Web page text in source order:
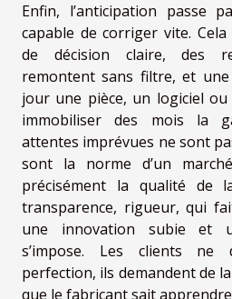
Enfin, l’anticipation passe
capable de corriger vite.
de décision claire, des
remontent sans filtre, et
jour une pièce, un logiciel
immobiliser des mois la
attentes imprévues ne sont
sont la norme d’un
précisément la qualité de
transparence, rigueur, qui
une innovation subie et
s’impose. Les clients ne
perfection, ils demandent de
que le fabricant sait